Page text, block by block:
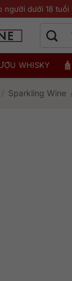
người dưới 18
WHISKY
/ Sparkling Wine /